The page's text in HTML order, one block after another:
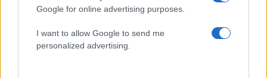
Google for online advertising purposes.
I want to allow Google to send me
personalized advertising.